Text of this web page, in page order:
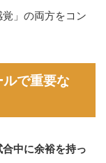
」の両方をコン
で重要な
合中に余裕を持っ